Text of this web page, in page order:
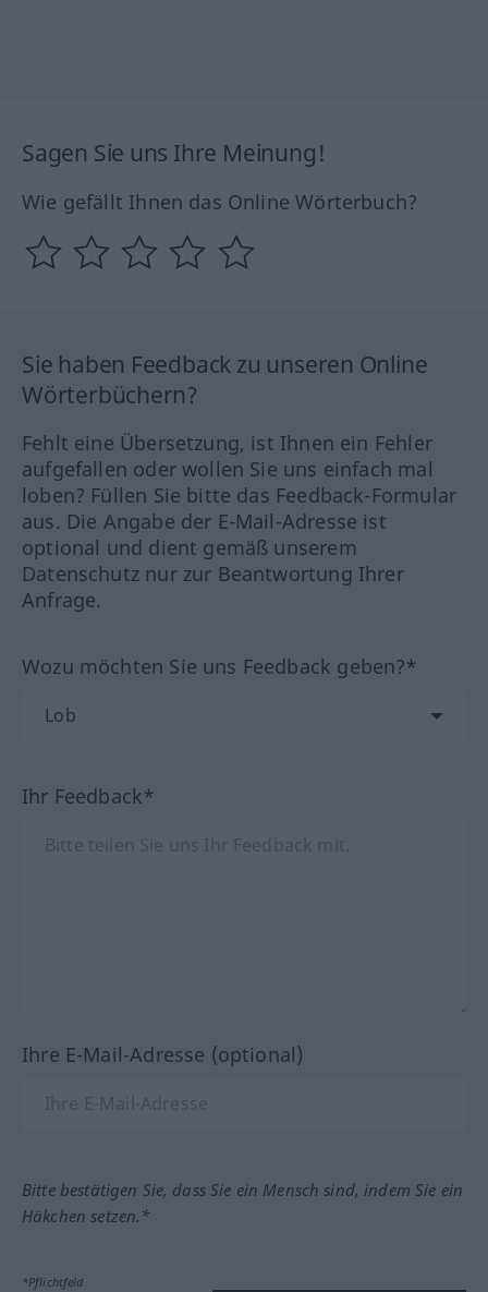
Sagen Sie uns Ihre Meinung!
Wie gefällt Ihnen das Online Wörterbuch?
Sie haben Feedback zu unseren Online
Wörterbüchern?
Fehlt eine Übersetzung, ist Ihnen ein Fehler
aufgefallen oder wollen Sie uns einfach mal
loben? Füllen Sie bitte das Feedback-Formular
aus. Die Angabe der E-Mail-Adresse ist
optional und dient gemäß unserem
Datenschutz nur zur Beantwortung Ihrer
Anfrage.
Wozu möchten Sie uns Feedback geben?*
Ihr Feedback*
Ihre E-Mail-Adresse (optional)
Bitte bestätigen Sie, dass Sie ein Mensch sind, indem Sie ein
Häkchen setzen.*
*Pflichtfeld